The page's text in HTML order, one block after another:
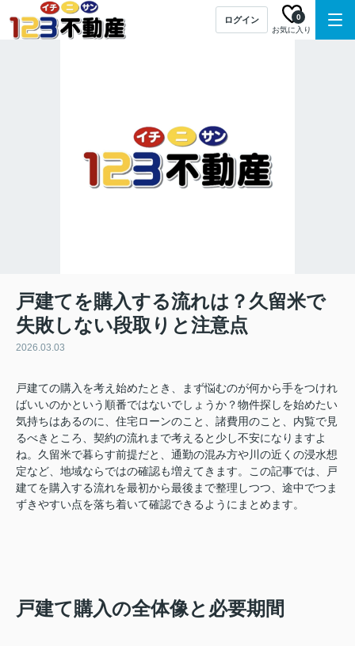
ログイン
お気に入り
0
戸建てを購入する流れは？久留米で
失敗しない段取りと注意点
2026.03.03
戸建ての購入を考え始めたとき、まず悩むのが何から手をつけれ
ばいいのかという順番ではないでしょうか？物件探しを始めたい
気持ちはあるのに、住宅ローンのこと、諸費用のこと、内覧で見
るべきところ、契約の流れまで考えると少し不安になりますよ
ね。久留米で暮らす前提だと、通勤の混み方や川の近くの浸水想
定など、地域ならではの確認も増えてきます。この記事では、戸
建てを購入する流れを最初から最後まで整理しつつ、途中でつま
ずきやすい点を落ち着いて確認できるようにまとめます。
戸建て購入の全体像と必要期間